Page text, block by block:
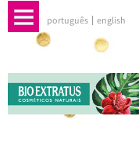
português english